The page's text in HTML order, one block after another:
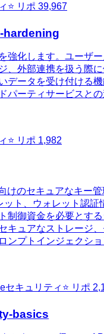
⭐ リポ 39,967
hardening
強化します。ユーザー
、外部連携を扱う際に
データを受け付ける
パーティサービスと
⭐ リポ 1,982
けのセキュアなキー
ット、ウォレット認証
制御資金を必要とす
キュアなストレージ
ンプトインジェクシ
セキュリティ ⭐ リポ
basics